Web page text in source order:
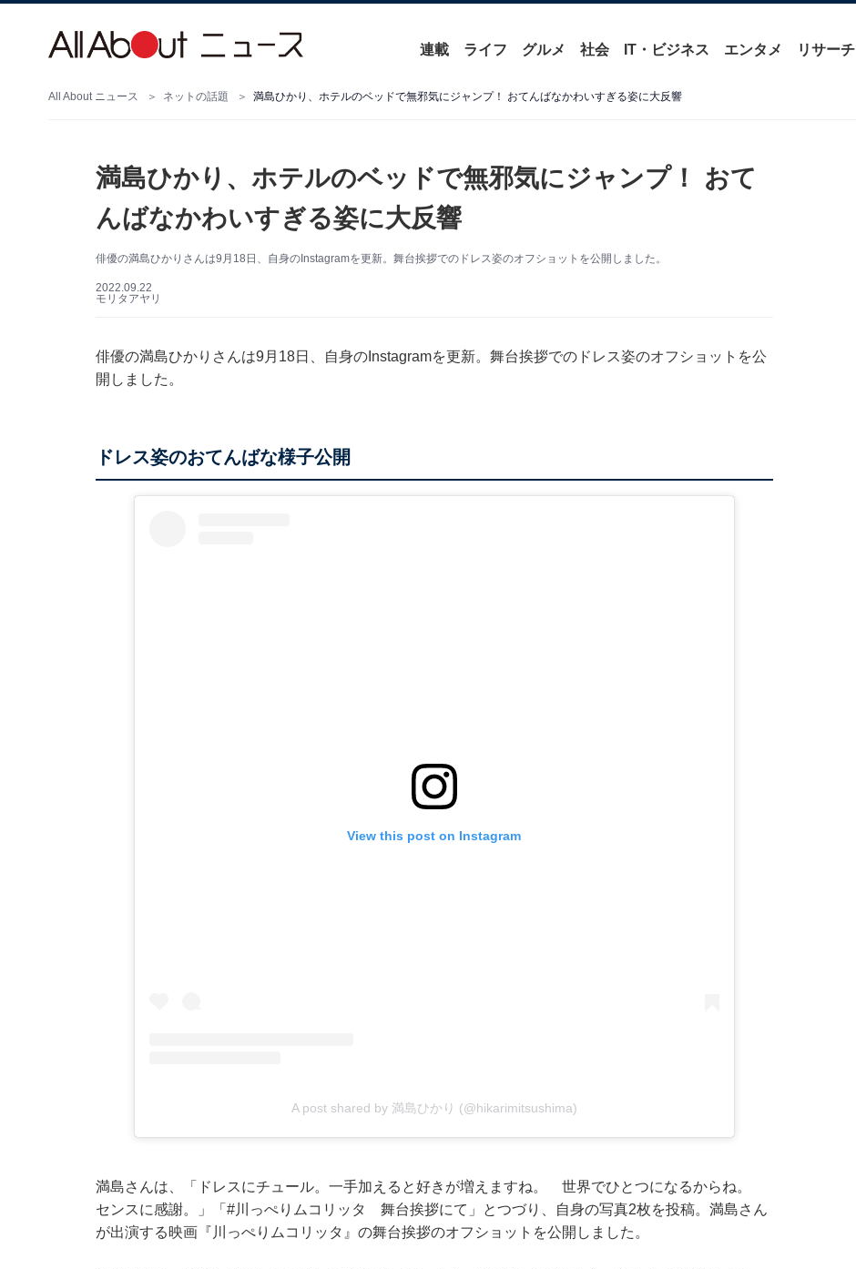
連載 ライフ グルメ 社会 IT・ビジネス エンタメ リサーチ
All About ニュース ネットの話題 満島ひかり、ホテルのベッドで無邪気にジャンプ！ おてんばなかわいすぎる姿に大反響
満島ひかり、ホテルのベッドで無邪気にジャンプ！ おて
んばなかわいすぎる姿に大反響
俳優の満島ひかりさんは9月18日、自身のInstagramを更新。舞台挨拶でのドレス姿のオフショットを公開しました。
2022.09.22
モリタアヤリ
俳優の満島ひかりさんは9月18日、自身のInstagramを更新。舞台挨拶でのドレス姿のオフショットを公
開しました。
ドレス姿のおてんばな様子公開
View this post on Instagram
A post shared by 満島ひかり (@hikarimitsushima)
満島さんは、「ドレスにチュール。一手加えると好きが増えますね。 世界でひとつになるからね。
センスに感謝。」「#川っぺりムコリッタ 舞台挨拶にて」とつづり、自身の写真2枚を投稿。満島さん
が出演する映画『川っぺりムコリッタ』の舞台挨拶のオフショットを公開しました。